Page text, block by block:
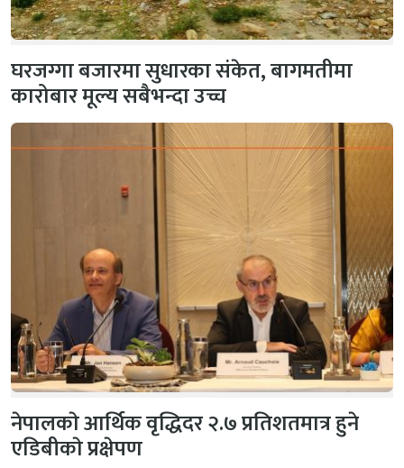
घरजग्गा बजारमा सुधारका संकेत, बागमतीमा
कारोबार मूल्य सबैभन्दा उच्च
नेपालकाे आर्थिक वृद्धिदर २.७ प्रतिशतमात्र हुने
एडिबीकाे प्रक्षेपण